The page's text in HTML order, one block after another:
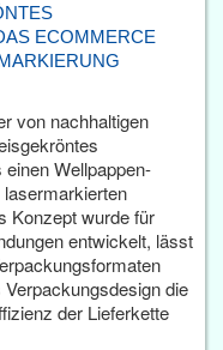
ECOMMERCE
von nachhaltigen
Wellpappen-
Konzept wurde für
entwickelt, lässt
die
der Lieferkette